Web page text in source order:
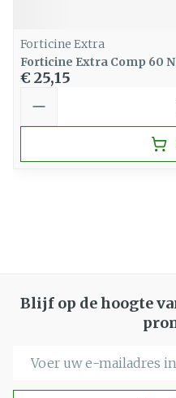
Forticine Extra
Forticine Extra Comp 60
€ 25,15
Blijf op de hoogte